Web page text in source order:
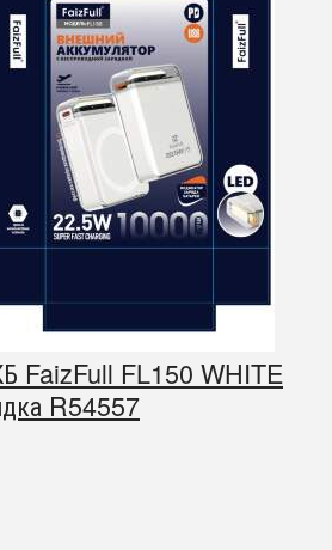
FaizFull FL150 WHITE
R54557